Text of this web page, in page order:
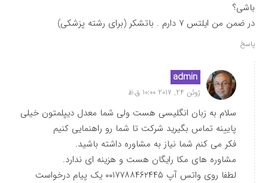
باشی؟
در ضمن من ایلتس ۷ دارم . باتشکر (برای رشته پزشکی)
پاسخ
admin
ژوئن 24, 2017 10:00 ق.ظ
سلام به زبان انگلیسی هست ولی شما معدل دیپلمتون خیلی
پایینه تماس بگیرید شرکت تا شما رو راهنمایی کنیم
فکر می کنم شما نیاز به مشاوره داشته باشید.
مشاوره های مکا رایگان هست و هزینه ای ندارد.
لطفا روی واتس آپ ۰۰۱۷۷۸۸۴۶۲۴۴۵ یک پیام درخواست